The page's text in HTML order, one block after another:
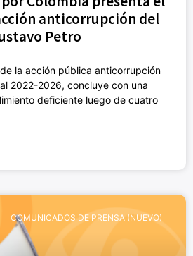
anticorrupción del
Petro
la acción pública anticorrupción
2022-2026, concluye con una
deficiente luego de cuatro
COMUNICADOS DE PRENSA (NUEVO)